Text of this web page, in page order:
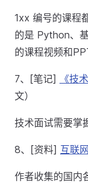
1xx 编号的课程
的是 Python、
的课程视频和
7、[笔记] 《技
文）
技术面试需要掌
8、[资料] 互联
作者收集的国内